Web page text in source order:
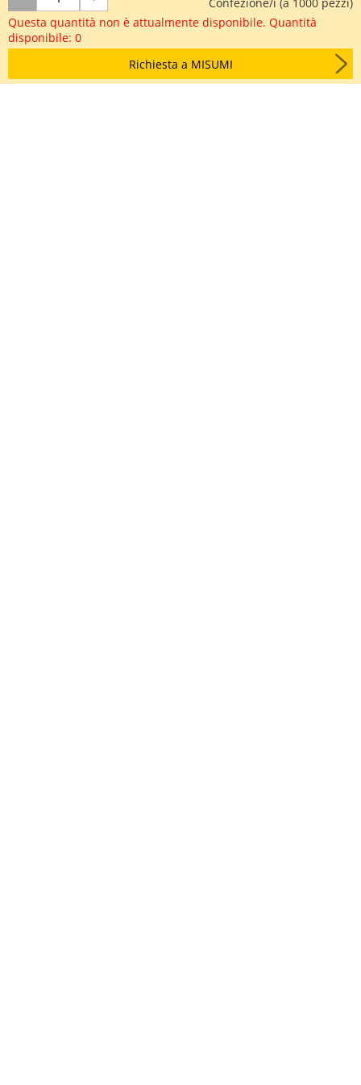
Questa quantità non è attualmente disponibile. Quantità
disponibile: 0
Richiesta a MISUMI